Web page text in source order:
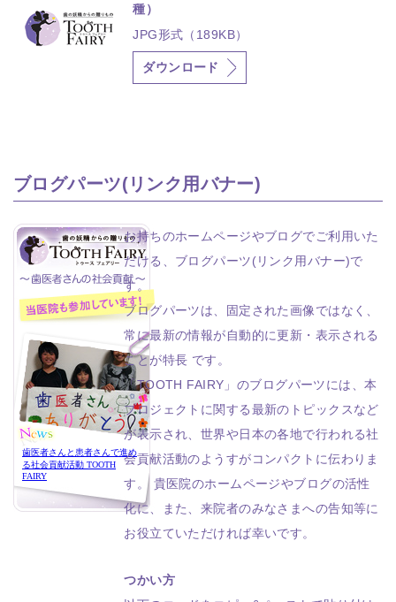
種）
JPG形式（189KB）
ダウンロード
ブログパーツ(リンク用バナー)
お持ちのホームページやブログでご利用いた
だける、ブログパーツ(リンク用バナー)で
す。
ブログパーツは、固定された画像ではなく、
常に最新の情報が自動的に更新・表示される
ことが特長 です。
「TOOTH FAIRY」のブログパーツには、本
プロジェクトに関する最新のトピックスなど
が表示され、世界や日本の各地で行われる社
会貢献活動のようすがコンパクトに伝わりま
す。 貴医院のホームページやブログの活性
化に、また、来院者のみなさまへの告知等に
お役立ていただければ幸いです。
つかい方